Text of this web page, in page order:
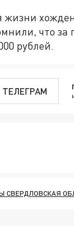
что за
рублей.
ТЕЛЕГРАМ
СВЕРДЛОВСКАЯ